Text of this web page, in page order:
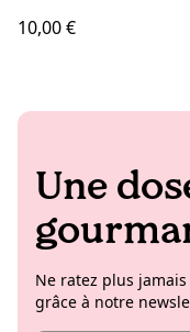
10,00 €
Une
Ne ratez plus
grâce à notre